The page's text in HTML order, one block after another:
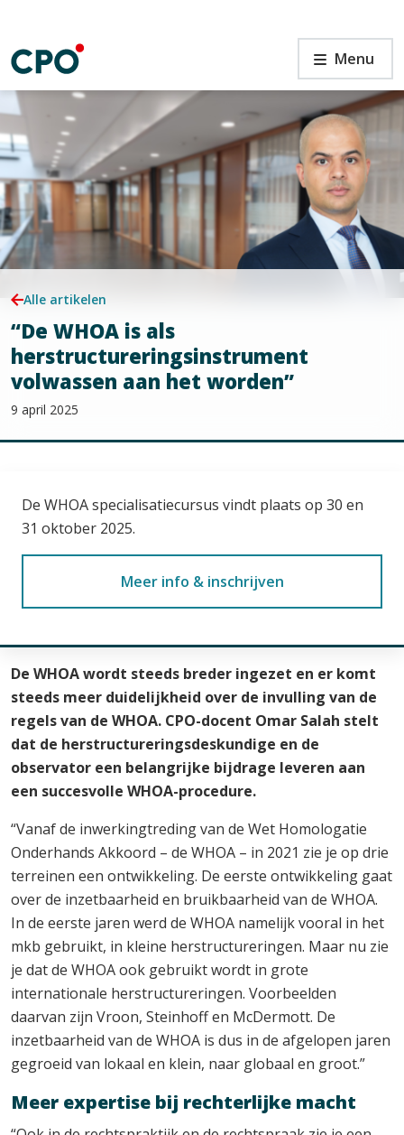
de
inhoud
“De
WHOA
is
als
herstructureringsinstrument
volwassen
aan
het
worden”
Menu
Alle artikelen
“De WHOA is als
herstructureringsinstrument
volwassen aan het worden”
9 april 2025
De WHOA wordt steeds breder ingezet en er komt
steeds meer duidelijkheid over de invulling van de
regels van de WHOA. CPO-docent Omar Salah stelt
dat de herstructureringsdeskundige en de
observator een belangrijke bijdrage leveren aan
een succesvolle WHOA-procedure.
“Vanaf de inwerkingtreding van de Wet Homologatie
Onderhands Akkoord – de WHOA – in 2021 zie je op drie
terreinen een ontwikkeling. De eerste ontwikkeling gaat
over de inzetbaarheid en bruikbaarheid van de WHOA.
In de eerste jaren werd de WHOA namelijk vooral in het
mkb gebruikt, in kleine herstructureringen. Maar nu zie
je dat de WHOA ook gebruikt wordt in grote
internationale herstructureringen. Voorbeelden
daarvan zijn Vroon, Steinhoff en McDermott. De
inzetbaarheid van de WHOA is dus in de afgelopen jaren
gegroeid van lokaal en klein, naar globaal en groot.”
Meer expertise bij rechterlijke macht
De WHOA specialisatiecursus vindt plaats op 30 en
31 oktober 2025.
Meer info & inschrijven